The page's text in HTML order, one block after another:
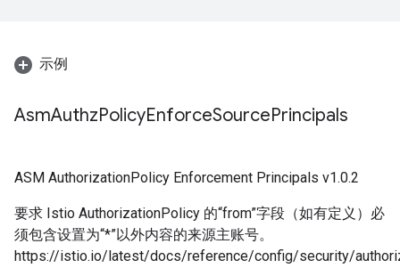
示例
AsmAuthzPolicyEnforceSourcePrincipals
ASM AuthorizationPolicy Enforcement Principals v1.0.2
要求 Istio AuthorizationPolicy 的“from”字段（如有定义）必
须包含设置为“*”以外内容的来源主账号。
https://istio.io/latest/docs/reference/config/security/